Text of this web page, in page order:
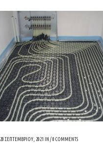
20 ΣΕΠΤΕΜΒΡΊΟΥ, 2021 IN /0 COMMENTS